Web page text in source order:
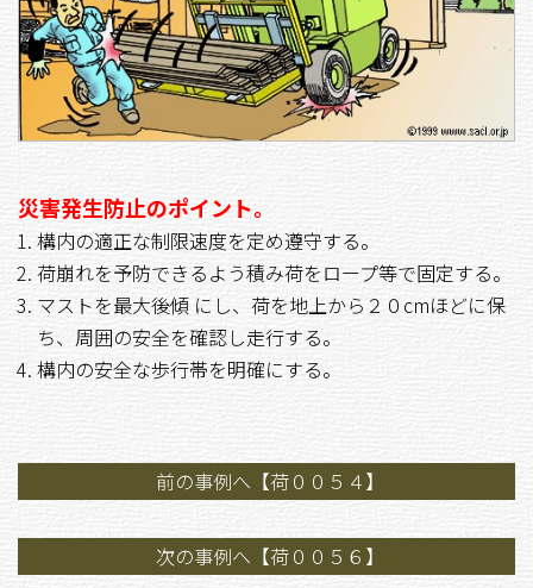
災害発生防止のポイント。
構内の適正な制限速度を定め遵守する。
荷崩れを予防できるよう積み荷をロープ等で固定する。
マストを最大後傾 にし、荷を地上から２０cmほどに保
ち、周囲の安全を確認し走行する。
構内の安全な歩行帯を明確にする。
前の事例へ【荷００５４】
次の事例へ【荷００５６】